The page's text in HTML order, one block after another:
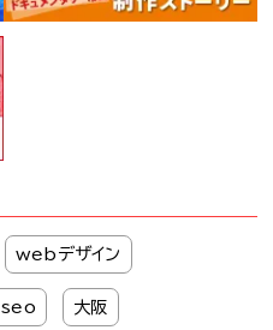
webデザイン
seo 大阪